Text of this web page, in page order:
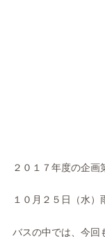
２０１７年度の企画
１０月２５日（水）
バスの中では、今回